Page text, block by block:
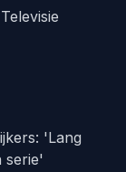
Televisie
'Lang
serie'